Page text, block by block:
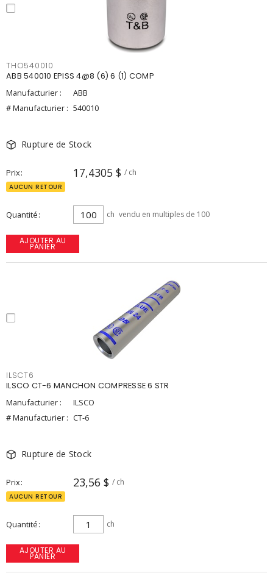
THO540010
ABB 540010 EPISS 4@8 (6) 6 (1) COMP
Manufacturier :
ABB
# Manufacturier : 540010
Rupture de Stock
Prix 17,4305 $ / ch
AUCUN RETOUR
Quantité ch vendu en multiples de 100
AJOUTER AU
PANIER
ILSCT6
ILSCO CT-6 MANCHON COMPRESSE 6 STR
Manufacturier :
ILSCO
# Manufacturier : CT-6
Rupture de Stock
Prix 23,56 $ / ch
AUCUN RETOUR
Quantité ch
AJOUTER AU
PANIER